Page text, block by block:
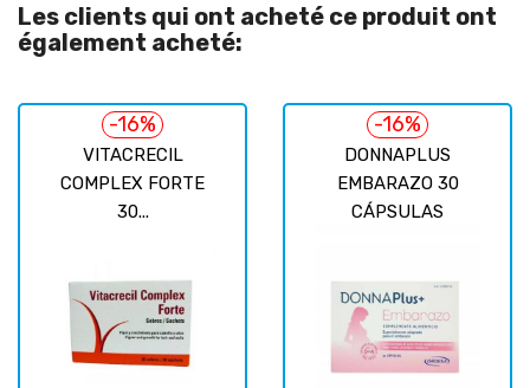
Les clients qui ont acheté ce produit ont
également acheté:
VITACRECIL
COMPLEX FORTE
30...
-16%
DONNAPLUS
EMBARAZO 30
CÁPSULAS
-16%